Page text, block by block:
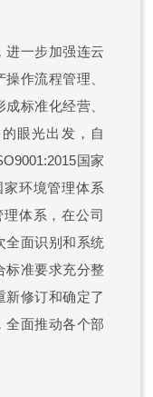
进一步加强连云
作流程管理、
标准化经营、
眼光出发，自
国家
家环境管理体系
理体系，在公司
全面识别和系统
标准要求充分整
新修订和确定了
全面推动各个部